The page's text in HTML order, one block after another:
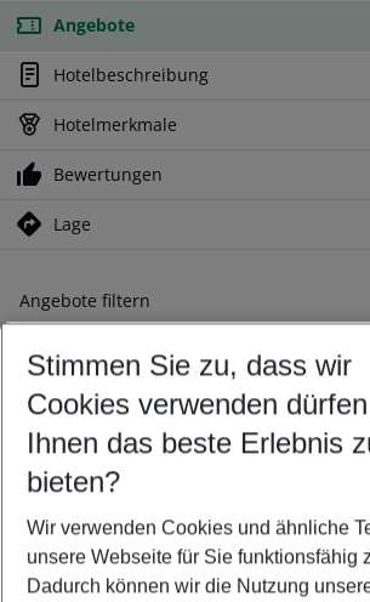
Angebote
Hotelbeschreibung
Hotelmerkmale
Bewertungen
Lage
Angebote filtern
Ändern Sie Ihre Kriterien nach Ihren
Abflughafen wählen
Beliebiger Abflughafen
Reisezeitraum wählen
08.08.26– 06.08.27 5-8 Nächte
2 Erwachsene Keine Kinder
Mehr Filter anzeigen
Stimmen Sie zu, dass wir
Cookies verwenden
Ihnen das beste Erlebnis
bieten?
Wir verwenden Cookies und ähnliche
unsere Webseite für Sie funktionsfähig
Dadurch können wir die Nutzung